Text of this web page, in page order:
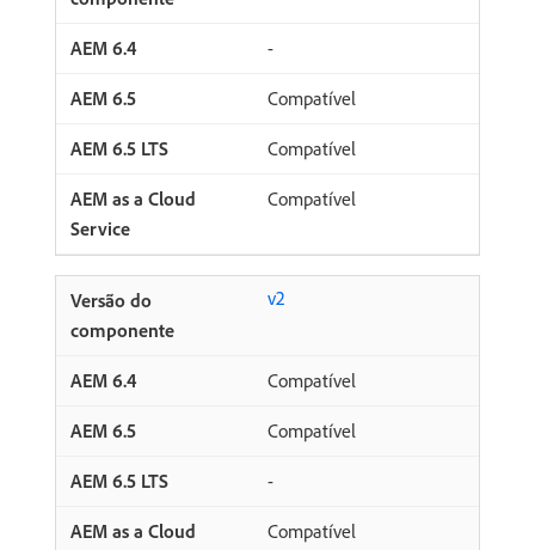
-
Compatível
Compatível
Compatível
v2
Compatível
Compatível
-
Compatível